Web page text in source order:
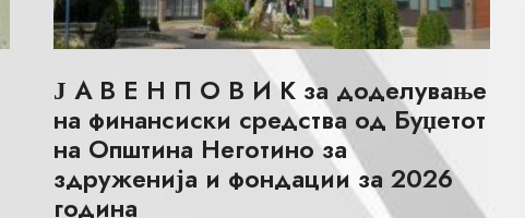
Ј А В Е Н П О В И К за доделување
на финансиски средства од Буџетот
на Општина Неготино за
здруженија и фондации за 2026
година